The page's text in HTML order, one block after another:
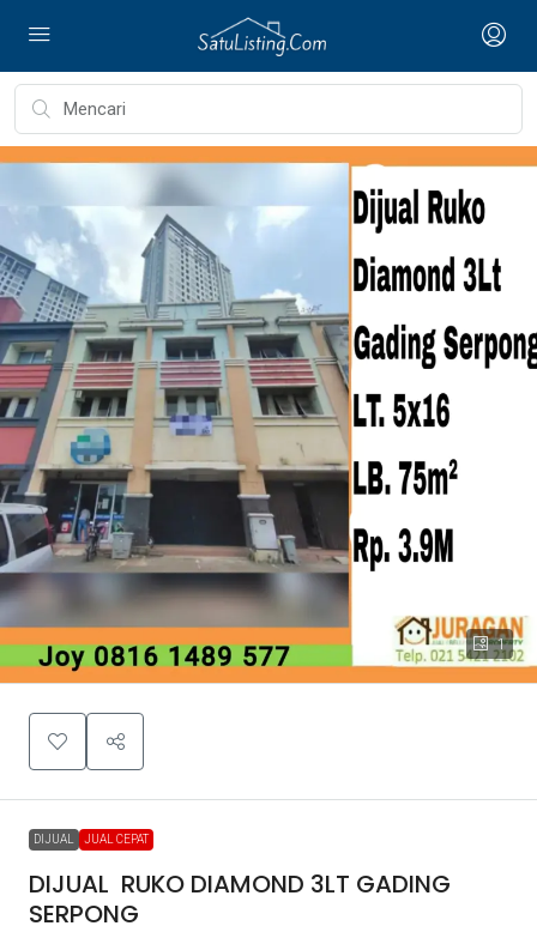
1
DIJUAL JUAL CEPAT
DIJUAL RUKO DIAMOND 3LT GADING
SERPONG